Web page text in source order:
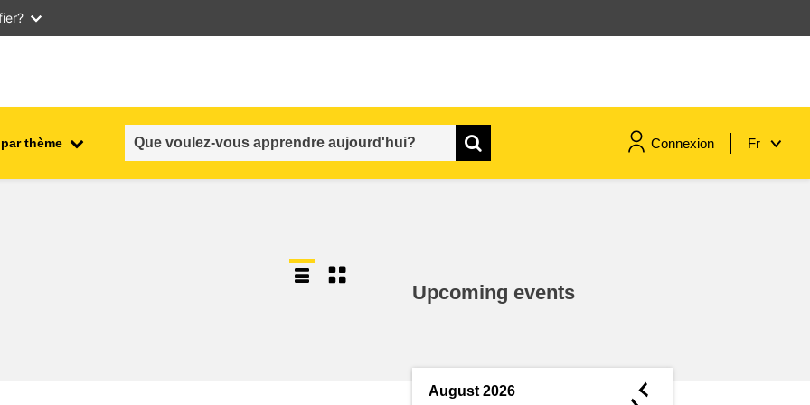
thème Connexion Fr
salubrité et sécurité alimentaire
connaissances
Upcoming events
August 2026 ◄